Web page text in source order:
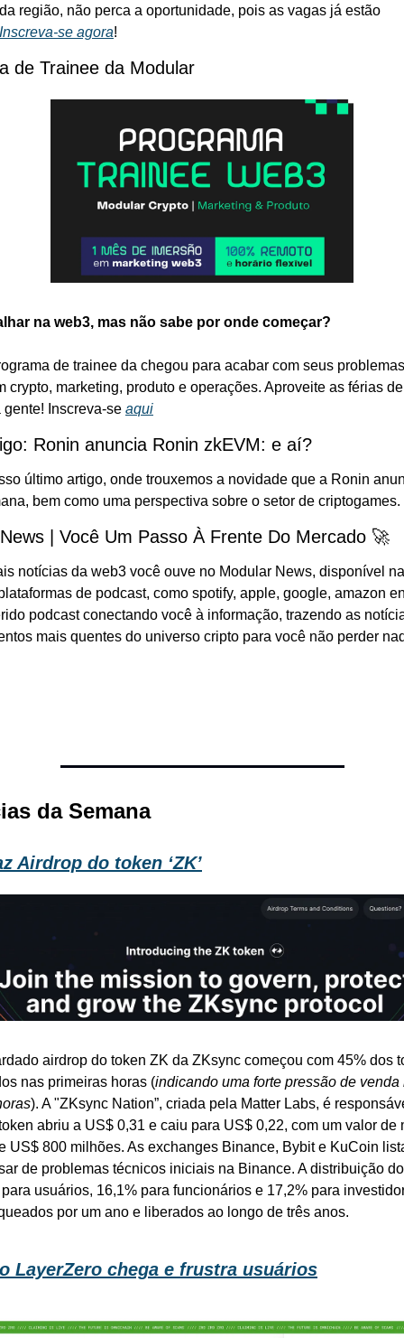
região, não perca a oportunidade, pois as vagas já estão
Inscreva-se agora!
de Trainee da Modular
na web3, mas não sabe por onde começar?
de trainee da chegou para acabar com seus
crypto, marketing, produto e operações. Aproveite as férias
gente! Inscreva-se aqui
Ronin anuncia Ronin zkEVM: e aí?
último artigo, onde trouxemos a novidade que a Ronin
bem como uma perspectiva sobre o setor de criptogames.
| Você Um Passo À Frente Do Mercado 🚀
notícias da web3 você ouve no Modular News, disponível
de podcast, como spotify, apple, google, amazon
podcast conectando você à informação, trazendo as
mais quentes do universo cripto para você não perder
da Semana
Airdrop do token ‘ZK’
airdrop do token ZK da ZKsync começou com 45% dos
nas primeiras horas (indicando uma forte pressão de venda
). A "ZKsync Nation”, criada pela Matter Labs, é
abriu a US$ 0,31 e caiu para US$ 0,22, com um valor de
US$ 800 milhões. As exchanges Binance, Bybit e KuCoin
de problemas técnicos iniciais na Binance. A distribuição
usuários, 16,1% para funcionários e 17,2% para
por um ano e liberados ao longo de três anos.
LayerZero chega e frustra usuários